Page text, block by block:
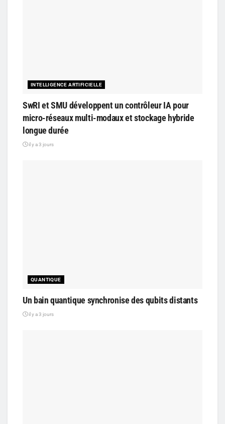
INTELLIGENCE ARTIFICIELLE
SwRI et SMU développent un contrôleur IA pour
micro-réseaux multi-modaux et stockage hybride
longue durée
il y a 3 jours
QUANTIQUE
Un bain quantique synchronise des qubits distants
il y a 3 jours